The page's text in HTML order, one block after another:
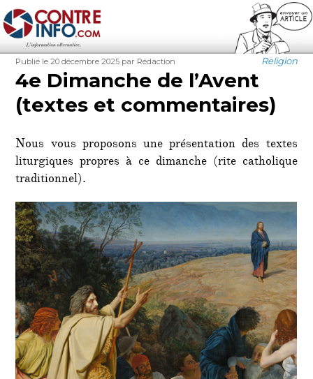
Contre-Info
Publié
Publié le 20 décembre 2025 Auteur
par Rédaction Catégories
Religion
4e Dimanche de l’Avent
(textes et commentaires)
Nous vous proposons une présentation des textes
liturgiques propres à ce dimanche (rite catholique
traditionnel).